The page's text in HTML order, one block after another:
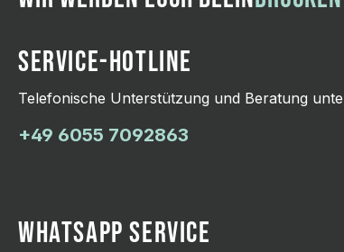
SERVICE-HOTLINE
Telefonische Unterstützung und Beratung
+49 6055 7092863
WHATSAPP SERVICE